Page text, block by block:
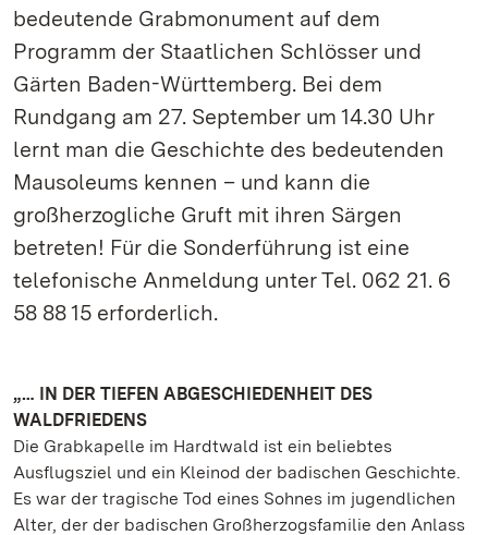
bedeutende Grabmonument auf dem
Programm der Staatlichen Schlösser und
Gärten Baden-Württemberg. Bei dem
Rundgang am 27. September um 14.30 Uhr
lernt man die Geschichte des bedeutenden
Mausoleums kennen – und kann die
großherzogliche Gruft mit ihren Särgen
betreten! Für die Sonderführung ist eine
telefonische Anmeldung unter Tel. 062 21. 6
58 88 15 erforderlich.
„… IN DER TIEFEN ABGESCHIEDENHEIT DES
WALDFRIEDENS
Die Grabkapelle im Hardtwald ist ein beliebtes
Ausflugsziel und ein Kleinod der badischen Geschichte.
Es war der tragische Tod eines Sohnes im jugendlichen
Alter, der der badischen Großherzogsfamilie den Anlass